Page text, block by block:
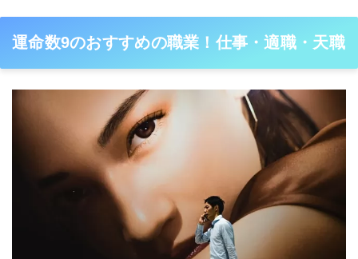
運命数9のおすすめの職業！仕事・適職・天職